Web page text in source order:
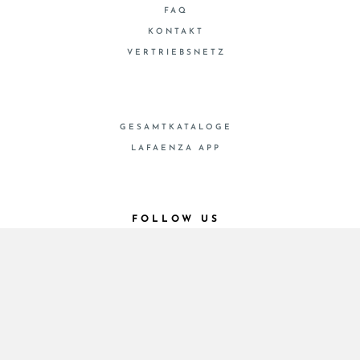
FAQ
KONTAKT
VERTRIEBSNETZ
GESAMTKATALOGE
LAFAENZA APP
FOLLOW US